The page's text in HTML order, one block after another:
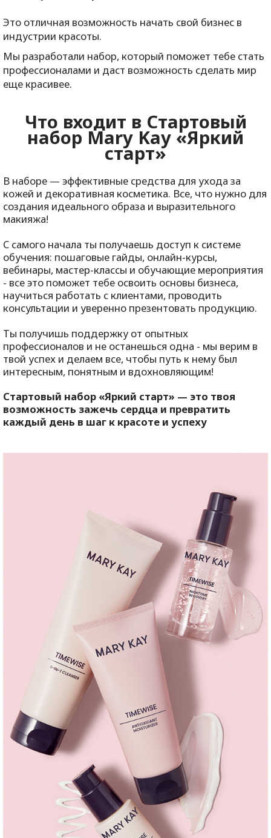
Это отличная возможность начать свой бизнес в
индустрии красоты.
Мы разработали набор, который поможет тебе стать
профессионалами и даст возможность сделать мир
еще красивее.
Что входит в Стартовый
набор Mary Kay «Яркий
старт»
В наборе — эффективные средства для ухода за
кожей и декоративная косметика. Все, что нужно для
создания идеального образа и выразительного
макияжа!
С самого начала ты получаешь доступ к системе
обучения: пошаговые гайды, онлайн-курсы,
вебинары, мастер-классы и обучающие мероприятия
- все это поможет тебе освоить основы бизнеса,
научиться работать с клиентами, проводить
консультации и уверенно презентовать продукцию.
Ты получишь поддержку от опытных
профессионалов и не останешься одна - мы верим в
твой успех и делаем все, чтобы путь к нему был
интересным, понятным и вдохновляющим!
Стартовый набор «Яркий старт» — это твоя
возможность зажечь сердца и превратить
каждый день в шаг к красоте и успеху